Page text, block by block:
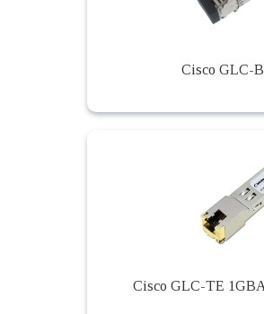
Cisco GLC-
Cisco GLC-TE